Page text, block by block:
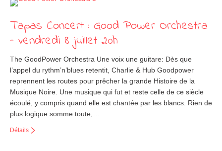
Tapas Concert : Good Power Orchestra
– vendredi 8 juillet 20h
The GoodPower Orchestra Une voix une guitare: Dès que
l’appel du rythm’n’blues retentit, Charlie & Hub Goodpower
reprennent les routes pour prêcher la grande Histoire de la
Musique Noire. Une musique qui fut et reste celle de ce siècle
écoulé, y compris quand elle est chantée par les blancs. Rien de
plus logique somme toute,…
Détails